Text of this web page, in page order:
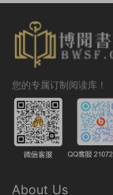
您的专属订制阅读库！
About Us